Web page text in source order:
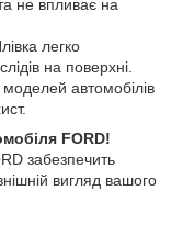
не впливає на
легко
на поверхні.
моделей автомобілів
FORD!
забезпечить
вигляд вашого